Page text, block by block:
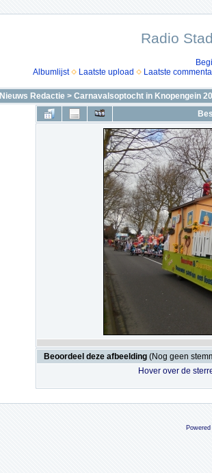
Radio
Albumlijst
Laatste upload Laatste
Nieuws Redactie > Carnavalsoptocht in Knopengein
Beoordeel deze afbeelding (Nog geen
Hover over de